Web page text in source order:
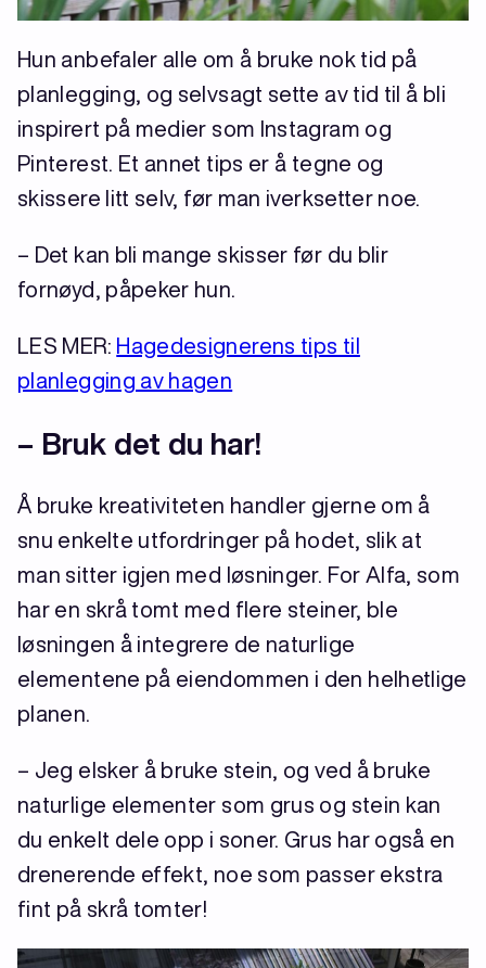
Hun anbefaler alle om å bruke nok tid på
planlegging, og selvsagt sette av tid til å bli
inspirert på medier som Instagram og
Pinterest. Et annet tips er å tegne og
skissere litt selv, før man iverksetter noe.
– Det kan bli mange skisser før du blir
fornøyd, påpeker hun.
LES MER: Hagedesignerens tips til
planlegging av hagen
– Bruk det du har!
Å bruke kreativiteten handler gjerne om å
snu enkelte utfordringer på hodet, slik at
man sitter igjen med løsninger. For Alfa, som
har en skrå tomt med flere steiner, ble
løsningen å integrere de naturlige
elementene på eiendommen i den helhetlige
planen.
– Jeg elsker å bruke stein, og ved å bruke
naturlige elementer som grus og stein kan
du enkelt dele opp i soner. Grus har også en
drenerende effekt, noe som passer ekstra
fint på skrå tomter!